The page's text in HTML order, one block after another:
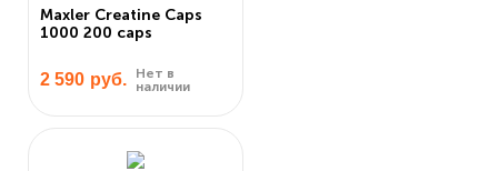
Maxler Creatine Caps
1000 200 caps
2 590 руб.
Нет в
наличии